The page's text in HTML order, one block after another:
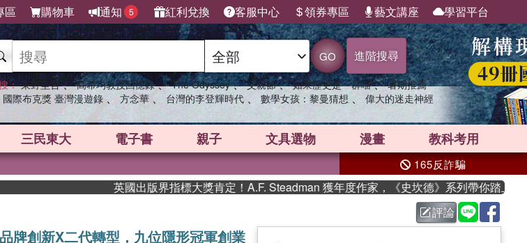
區 購物車 通知 5 紅利兌換 客服中心 領券專區 藝文講座 學習平台
GO 進階搜尋
： 東野圭吾 、 高希均教授回憶錄 、 The Odyssey 、 父親節 、 如果歷史是一群喵 、 暑期推薦
國際布克獎 臺灣漫遊錄 、 方念華 、 台灣的李登輝時代 、 數學女孩：黎曼猜想 、 偉大的迷走神經
三民東大 電子書 親子 文具選物 漫畫 教科考用
165反詐騙
英國出版界指標大獎肯定！A.F. Steadman 獲年度作家，《史坎德》系列帶你踏上熱血奇幻旅程
評論
牌創新X二代轉型，九位隱形冠軍創業